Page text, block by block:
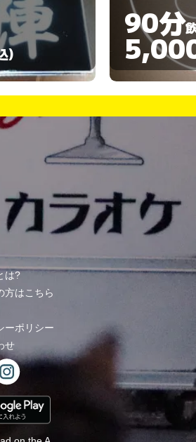
)
90分
は?
方はこちら
ーポリシー
せ